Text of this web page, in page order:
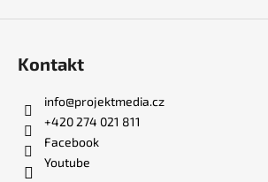
Kontakt
info@projektmedia.cz
+420 274 021 811
Facebook
Youtube